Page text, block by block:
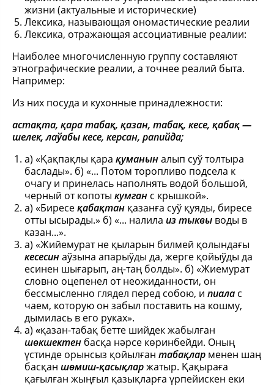
жизни (актуальные и исторические)
Лексика, называющая ономастические реалии
Лексика, отражающая ассоциативные реалии:
Наиболее многочисленную группу составляют
этнографические реалии, а точнее реалий быта.
Например:
Из них посуда и кухонные принадлежности:
астақта, қара табақ, қазан, табақ, кесе, қабақ —
шелек, лаўабы кесе, керсан, рапийда;
а) «Қақпақлы қара қуманыналып суў толтыра
баслады». б) «... Потом торопливо подсела к
очагу и принелась наполнять водой большой,
черный от копоты кумган с крышкой».
а) «Биресеқабақтан қазанға суў қуяды, биресе
отты ысырады.» б) «... налила из тыквы воды в
казан...».
а) «Жийемурат не қыларын билмей қолындағы
кесесинаўзына апарыўды да, жерге қойыўды да
есинен шығарып, аң-таң болды». б) «Жиемурат
словно оцепенел от неожиданности, он
бессмысленно глядел перед собою, и пиала с
чаем, которую он забыл поставить на кошму,
дымилась в его руках».
а) «қазан-табақ бетте шийдек жабылған
шөкшектен басқа нәрсе көринбейди. Оның
үстинде орынсыз қойылған табақлар менен шаң
басқан шөмиш-қасықларжатыр. Қақыраға
қағылған жыңғыл қазықларға үрпейискен еки